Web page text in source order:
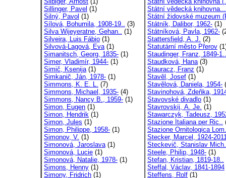
Sillinger, Pavel (1)
Silný, Pavol (1)
Sílová, Bohumila, 1908-19.. (3)
Silva Wijeyeratne, Gehan.. (1)
Silveira, Luis Fábio (1)
Silvová-Lagová, Eva(1)
Simanitsch, Georg, 1835- (1)
Simer, Vladimír, 1944- (1)
Simič, Ksenija(1)
Simkanič, Ján, 1978- (1)
Simmons, K. E. L. (7)
Simmons, Michael, 1935- (4)
Simmons, Nancy B., 1959- (1)
Simon, Eugen (1)
Simon, Hendrik (1)
Simon, Jules (1)
Simon, Philippe, 1958- (1)
Simonov, V. (1)
Simonová, Jaroslava(1)
Simonová, Lucie (1)
Simonová, Natalie, 1978- (1)
Simons, Henny (1)
Simony, Fridrich (1)
Státní vědecká knihovna...
Státní židovské muzeum
Státník, Dalibor, 1962- (1)
Státníková, Pavla, 1962-
Stattersfield, A. J. (2)
Statutární město Přerov
Staudinger, Franz, 1849-1..
Staudková, Hana(3)
Stauracz, Franz (1)
Stavěl, Josef (1)
Stavělová, Daniela, 1954-
Stavinohová, Zdeňka,
Stavovské divadlo (1)
Stavrovskij, A. Je. (1)
Stawarczyk, Tadeusz,
Stazione Italiana per Ric..
Stazione Ornitologica
Stecker, Marcel, 1924-
Steckevič, Stanislav
Steele, Philip, 1948- (1)
Stefan, Kristian, 1819-18..
Steffal, Václav, 1841-1894
Steffens, Rolf (1)